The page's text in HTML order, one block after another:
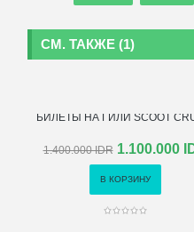
СМ. ТАКЖЕ (1)
БИЛЕТЫ НА ГИЛИ SCOOT
1.400.000 IDR 1.100.000
В КОРЗИНУ
- 50%